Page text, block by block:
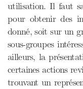
utilisation. Il faut
pour obtenir des
donné, soit sur un
sous-groupes
ailleurs, la
certaines actions
trouvant un